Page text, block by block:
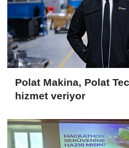
Polat Makina, Polat
hizmet veriyor